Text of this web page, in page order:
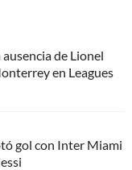
de Lionel
en Leagues
gol con Inter Miami